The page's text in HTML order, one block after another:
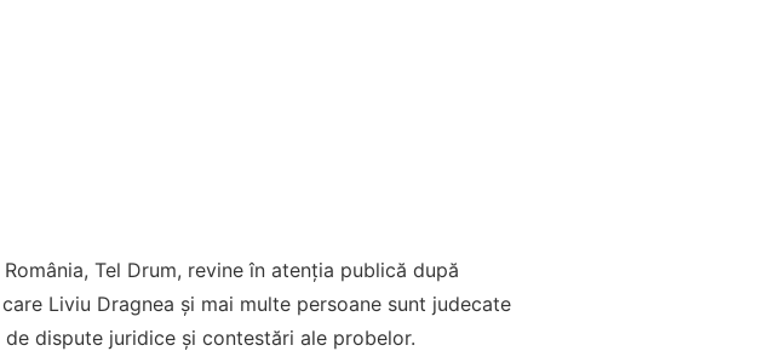
Tel Drum, revine în atenția publică după
Liviu Dragnea și mai multe persoane sunt judecate
dispute juridice și contestări ale probelor.